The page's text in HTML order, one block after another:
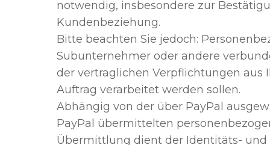
notwendig, insbesondere zur
Kundenbeziehung.
Bitte beachten Sie jedoch:
Subunternehmer oder andere
der vertraglichen Verpflichtungen aus
Auftrag verarbeitet werden sollen.
Abhängig von der über PayPal
PayPal übermittelten
Übermittlung dient der Identitäts-